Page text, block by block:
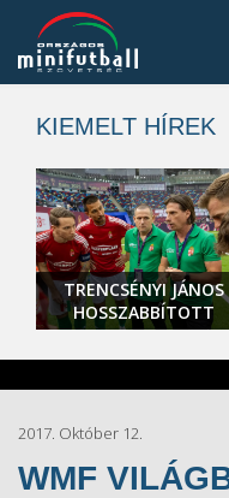
KIEMELT HÍREK
TRENCSÉNYI JÁNOS
HOSSZABBÍTOTT
2017. Október 12.
WMF